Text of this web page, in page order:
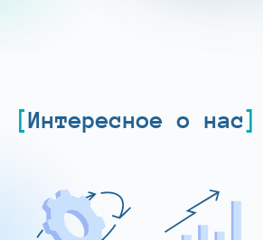
Интересное о нас